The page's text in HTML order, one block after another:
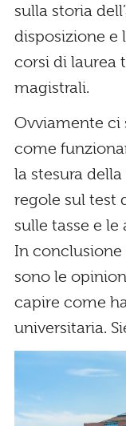
sulla storia
disposizione e
corsi di laurea
magistrali.
Ovviamente ci
come
la stesura
regole sul test
sulle tasse e
In
sono le
capire come
universitaria.